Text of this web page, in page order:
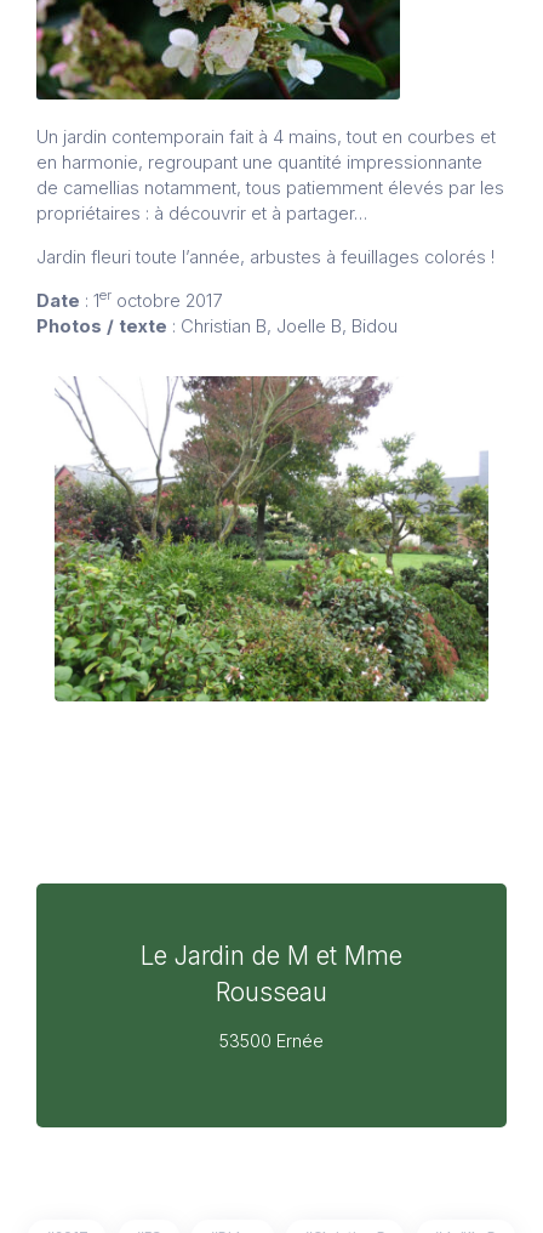
Un jardin contemporain fait à 4 mains, tout en courbes et
en harmonie, regroupant une quantité impressionnante
de camellias notamment, tous patiemment élevés par les
propriétaires : à découvrir et à partager…
Jardin fleuri toute l’année, arbustes à feuillages colorés !
Date : 1er octobre 2017
Photos / texte : Christian B, Joelle B, Bidou
Rousseau
2017 53 Bidou Christian B Joëlle B